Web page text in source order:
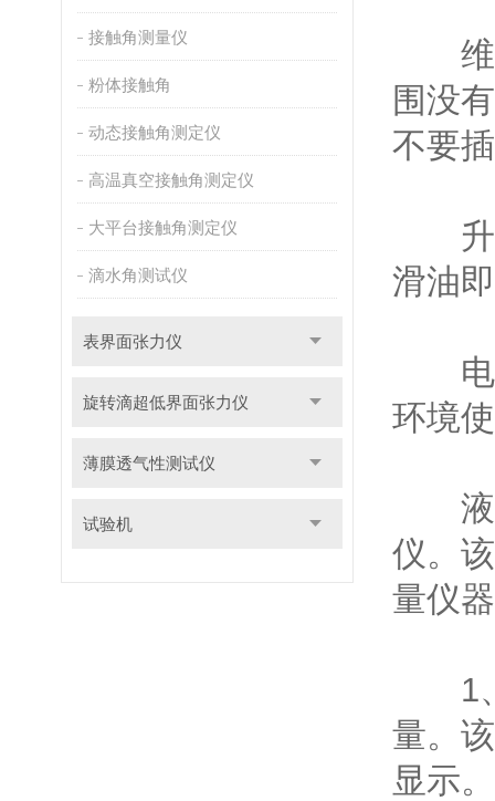
接触角测量仪
粉体接触角
动态接触角测定仪
高温真空接触角测定仪
大平台接触角测定仪
滴水角测试仪
表界面张力仪
旋转滴超低界面张力仪
薄膜透气性测试仪
试验机
维护
围没
不要
升降
滑油
电路
环境
液体
仪。
量仪
1、
量。
显示。